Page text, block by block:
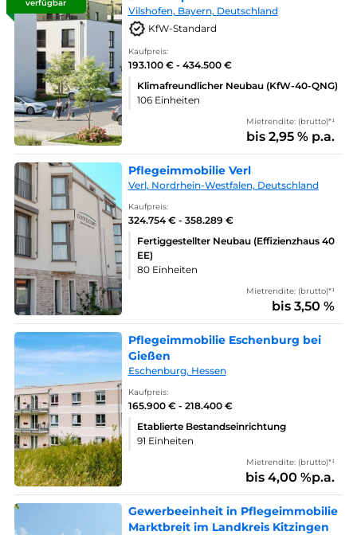
verfügbar
Vilshofen, Bayern, Deutschland
KfW-Standard
Kaufpreis:
193.100 € - 434.500 €
Klimafreundlicher Neubau (KfW-40-QNG)
106 Einheiten
Mietrendite: (brutto)*¹
bis 2,95 % p.a.
Pflegeimmobilie Verl
Verl, Nordrhein-Westfalen, Deutschland
Kaufpreis:
324.754 € - 358.289 €
Fertiggestellter Neubau (Effizienzhaus 40
EE)
80 Einheiten
Mietrendite: (brutto)*¹
bis 3,50 %
Pflegeimmobilie Eschenburg bei
Gießen
Eschenburg, Hessen
Kaufpreis:
165.900 € - 218.400 €
Etablierte Bestandseinrichtung
91 Einheiten
Mietrendite: (brutto)*¹
bis 4,00 %p.a.
Gewerbeeinheit in Pflegeimmobilie
Marktbreit im Landkreis Kitzingen